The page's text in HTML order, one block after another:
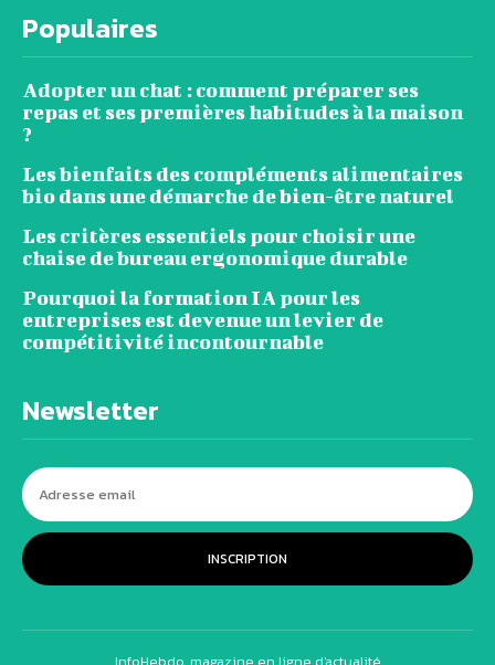
Populaires
Adopter un chat : comment préparer ses
repas et ses premières habitudes à la maison
?
Les bienfaits des compléments alimentaires
bio dans une démarche de bien-être naturel
Les critères essentiels pour choisir une
chaise de bureau ergonomique durable
Pourquoi la formation IA pour les
entreprises est devenue un levier de
compétitivité incontournable
Newsletter
INSCRIPTION